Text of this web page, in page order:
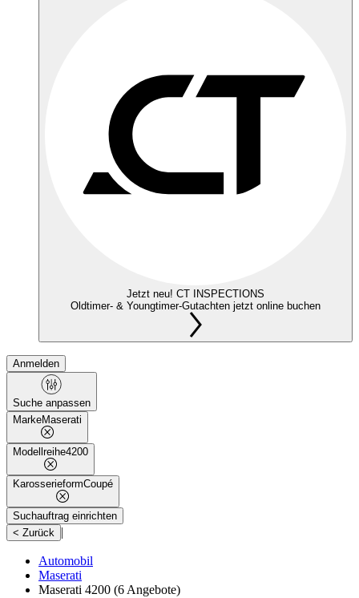
Jetzt neu! CT INSPECTIONS
Oldtimer- & Youngtimer-Gutachten jetzt online buchen
Anmelden
Suche anpassen
MarkeMaserati
Modellreihe4200
KarosserieformCoupé
Suchauftrag einrichten
< Zurück |
Automobil
Maserati
Maserati 4200 (6 Angebote)